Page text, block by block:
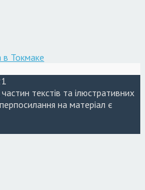
Токмаке
текстів та ілюстративних
на матеріал є